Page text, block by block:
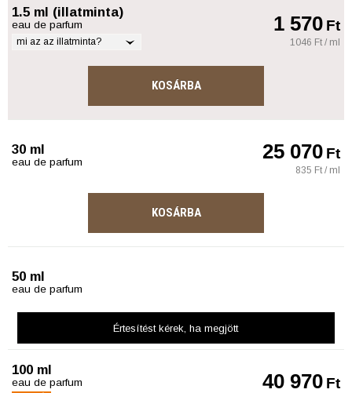
1.5 ml (illatminta)
eau de parfum
mi az az illatminta?
1 570Ft
1046 Ft / ml
KOSÁRBA
30 ml
eau de parfum 25 070Ft
835 Ft / ml
KOSÁRBA
50 ml
eau de parfum
Értesítést kérek , ha megjött
100 ml
eau de parfum 40 970Ft